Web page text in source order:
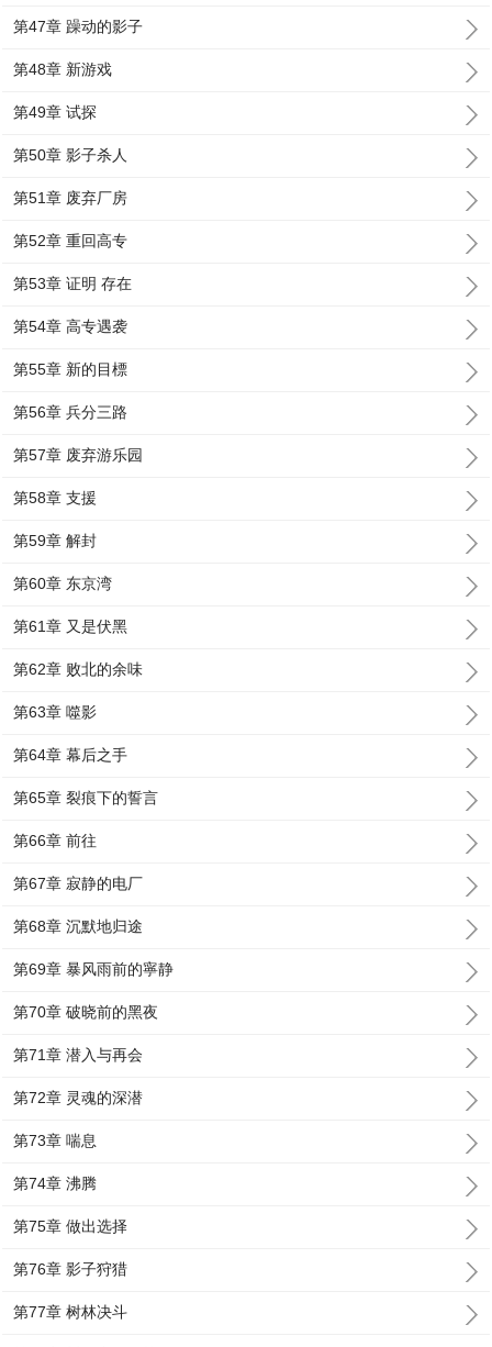
第47章 躁动的影子
第48章 新游戏
第49章 试探
第50章 影子杀人
第51章 废弃厂房
第52章 重回高专
第53章 证明 存在
第54章 高专遇袭
第55章 新的目標
第56章 兵分三路
第57章 废弃游乐园
第58章 支援
第59章 解封
第60章 东京湾
第61章 又是伏黑
第62章 败北的余味
第63章 噬影
第64章 幕后之手
第65章 裂痕下的誓言
第66章 前往
第67章 寂静的电厂
第68章 沉默地归途
第69章 暴风雨前的寧静
第70章 破晓前的黑夜
第71章 潜入与再会
第72章 灵魂的深潜
第73章 喘息
第74章 沸腾
第75章 做出选择
第76章 影子狩猎
第77章 树林决斗